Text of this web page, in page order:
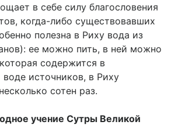
в себе силу благословения
когда-либо существовавших
полезна в Риху вода из
ее можно пить, в ней можно
содержится в
источников, в Риху
сотен раз.
учение Сутры Великой